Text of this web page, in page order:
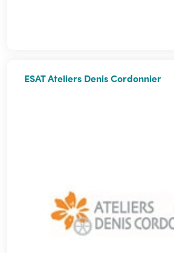
ESAT Ateliers Denis Cordonnier